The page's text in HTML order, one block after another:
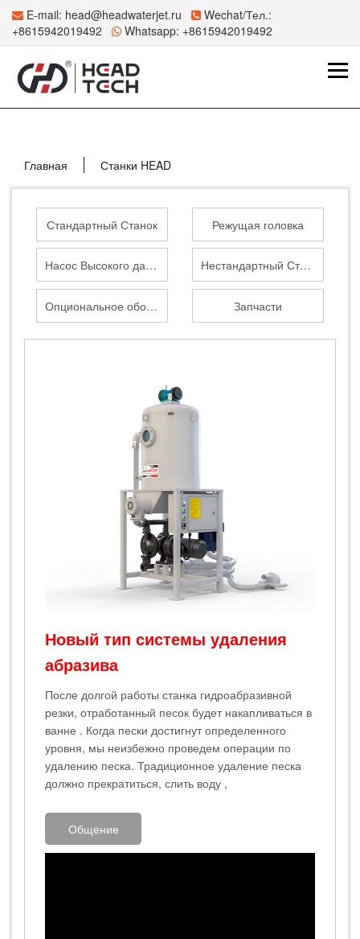
E-mail: head@headwaterjet.ru
Wechat/Тел.:
+8615942019492
Whatsapp: +8615942019492
Главная Станки HEAD
Стандартный Станок Режущая головка
Насос Высокого давления Нестандартный Станок
Опциональное оборудование Запчасти
Новый тип системы удаления
абразива
После долгой работы станка гидроабразивной
резки, отработанный песок будет накапливаться в
ванне . Когда пески достигнут определенного
уровня, мы неизбежно проведем операции по
удалению песка. Традиционное удаление песка
должно прекратиться, слить воду ,
Общение